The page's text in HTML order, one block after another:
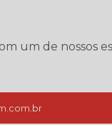
um de nossos